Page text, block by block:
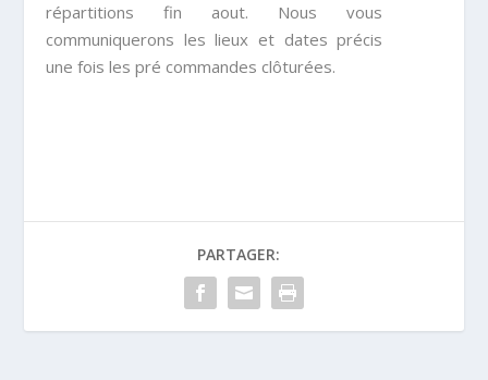
répartitions fin aout. Nous vous
communiquerons les lieux et dates précis
une fois les pré commandes clôturées.
PARTAGER: